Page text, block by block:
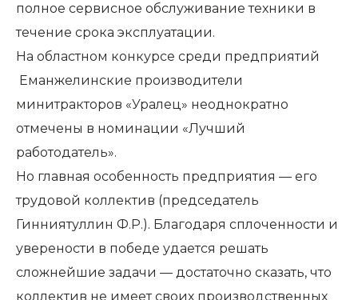
полное сервисное обслуживание техники в
течение срока эксплуатации.
На областном конкурсе среди предприятий
Еманжелинские производители
минитракторов «Уралец» неоднократно
отмечены в номинации «Лучший
работодатель».
Но главная особенность предприятия — его
трудовой коллектив (председатель
Гинниятуллин Ф.Р.). Благодаря сплоченности и
уверености в победе удается решать
сложнейшие задачи — достаточно сказать, что
коллектив не имеет своих производственных